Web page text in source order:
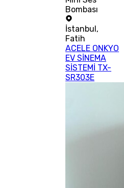
Bombası
İstanbul,
Fatih
ACELE ONKYO
EV SİNEMA
SİSTEMİ TX-
SR303E